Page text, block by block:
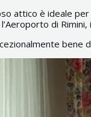
attico è ideale
di
bene